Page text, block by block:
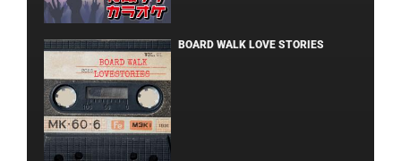
BOARD WALK LOVE STORIES